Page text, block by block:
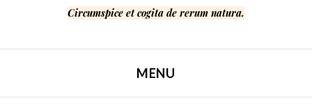
Circumspice et cogita de rerum natura.
MENU